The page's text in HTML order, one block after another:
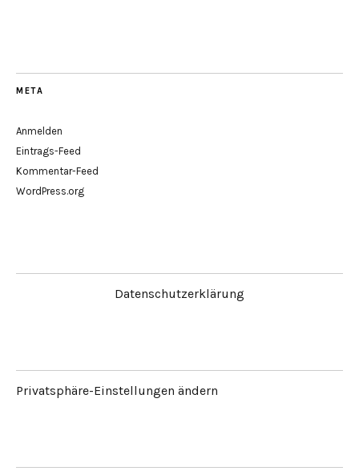
META
Anmelden
Eintrags-Feed
Kommentar-Feed
WordPress.org
Datenschutzerklärung
Privatsphäre-Einstellungen ändern